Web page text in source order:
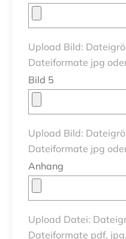
Upload Bild:
Dateiformate jpg
Bild 5
Upload Bild:
Dateiformate jpg
Anhang
Upload Datei:
Dateiformate pdf,